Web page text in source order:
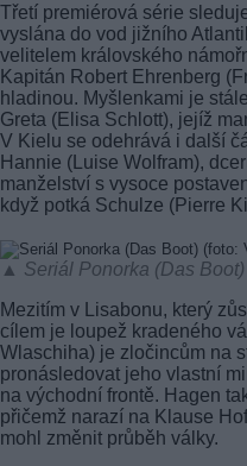
Třetí premiérová série
vyslána do vod jižního
velitelem královského
Kapitán Robert Ehrenberg
hladinou. Myšlenkami je
Greta (Elisa Schlott), jejíž
V Kielu se odehrává i další
Hannie (Luise Wolfram),
manželství s vysoce
když potká Schulze (Pierre
▲ Seriál Ponorka (Das Boot)
Mezitím v Lisabonu, který
cílem je loupež kradeného
Wlaschiha) je zločincům na
pronásledovat jeho vlastní
na východní frontě. Hagen
přičemž narazí na Klause
mohl změnit průběh války.